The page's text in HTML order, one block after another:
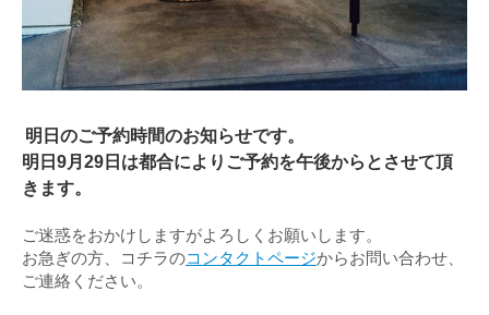
明日のご予約時間のお知らせです。
明日9月29日は都合によりご予約を午後からとさせて頂
きます。
ご迷惑をおかけしますがよろしくお願いします。
お急ぎの方、コチラのコンタクトページからお問い合わせ、
ご連絡ください。